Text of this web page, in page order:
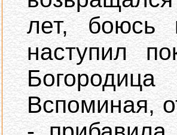
лет, боюсь
наступил
Вспоминая,